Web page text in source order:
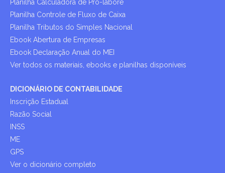
Planilha Calculadora de Pró-labore
Planilha Controle de Fluxo de Caixa
Planilha Tributos do Simples Nacional
Ebook Abertura de Empresas
Ebook Declaração Anual do MEI
Ver todos os materiais, ebooks e planilhas disponíveis
DICIONÁRIO DE CONTABILIDADE
Inscrição Estadual
Razão Social
INSS
ME
GPS
Ver o dicionário completo